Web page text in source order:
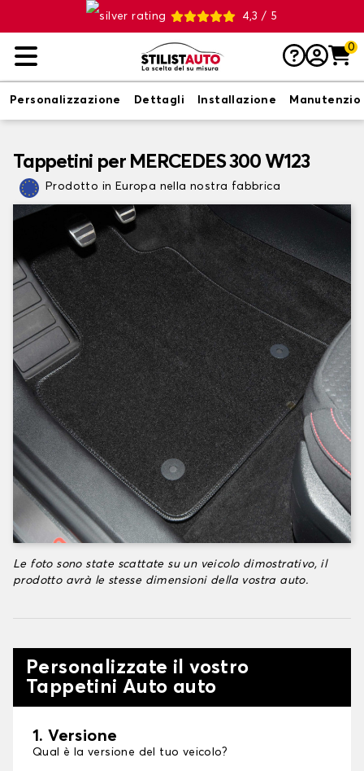
4,3 / 5
0
Personalizzazione Dettagli Installazione
Tappetini per MERCEDES 300 W123
Prodotto in Europa nella nostra fabbrica
Le foto sono state scattate su un veicolo dimostrativo, il
prodotto avrà le stesse dimensioni della vostra auto.
Personalizzate il vostro
Tappetini Auto auto
1. Versione
Qual è la versione del tuo veicolo?